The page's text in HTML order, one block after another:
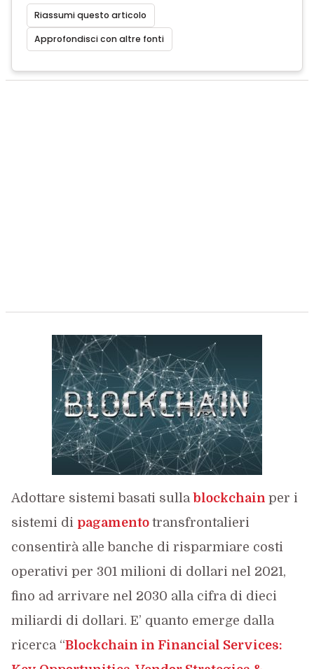
Riassumi questo articolo
Approfondisci con altre fonti
Adottare sistemi basati sulla blockchain per i
sistemi di pagamento transfrontalieri
consentirà alle banche di risparmiare costi
operativi per 301 milioni di dollari nel 2021,
fino ad arrivare nel 2030 alla cifra di dieci
miliardi di dollari. E’ quanto emerge dalla
ricerca “Blockchain in Financial Services: